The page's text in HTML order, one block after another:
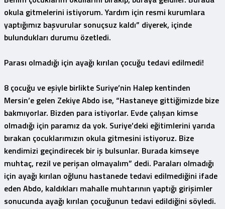
okula gitmelerini istiyorum. Yardım için resmi kurumlara
yaptığımız başvurular sonuçsuz kaldı” diyerek, içinde
bulundukları durumu özetledi.
Parası olmadığı için ayağı kırılan çocuğu tedavi edilmedi!
8 çocuğu ve eşiyle birlikte Suriye’nin Halep kentinden
Mersin’e gelen Zekiye Abdo ise, “Hastaneye gittiğimizde bize
bakmıyorlar. Bizden para istiyorlar. Evde çalışan kimse
olmadığı için paramız da yok. Suriye’deki eğitimlerini yarıda
bırakan çocuklarımızın okula gitmesini istiyoruz. Bize
kendimizi geçindirecek bir iş bulsunlar. Burada kimseye
muhtaç, rezil ve perişan olmayalım” dedi. Paraları olmadığı
için ayağı kırılan oğlunu hastanede tedavi edilmediğini ifade
eden Abdo, kaldıkları mahalle muhtarının yaptığı girişimler
sonucunda ayağı kırılan çocuğunun tedavi edildiğini söyledi.